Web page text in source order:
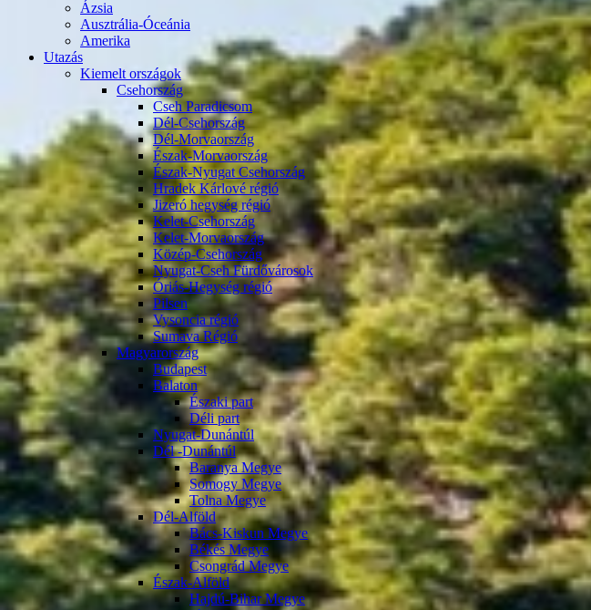
Ázsia
Ausztrália-Óceánia
Amerika
Utazás
Kiemelt országok
Csehország
Cseh Paradicsom
Dél-Csehország
Dél-Morvaország
Észak-Morvaország
Észak-Nyugat Csehország
Hradek Kárlové régió
Jizeró hegység régió
Kelet-Csehország
Kelet-Morvaország
Közép-Csehország
Nyugat-Cseh Fürdővárosok
Óriás-Hegység régió
Pilsen
Vysoncia régió
Sumava Régió
Magyarország
Budapest
Balaton
Északi part
Déli part
Nyugat-Dunántúl
Dél -Dunántúl
Baranya Megye
Somogy Megye
Tolna Megye
Dél-Alföld
Bács-Kiskun Megye
Békés Megye
Csongrád Megye
Észak-Alföld
Hajdú-Bihar Megye